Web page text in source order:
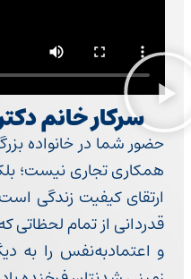
سرکار خانم
حضور شما در خانواده
همکاری تجاری نیست؛
ارتقای کیفیت زندگی
قدردانی از تمام لحظاتی
و اعتمادبه‌نفس را به